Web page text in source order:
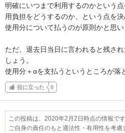
明確にいつまで利用するのかという
用負担をどうするのか、という点を
使用分について払うのが原則かと思い
ただ、退去日当日に言われると残さ
しょう。
使用分＋αを支払うというところが落
役に立った 0
この投稿は、2020年2月2日時点の情報です
ご自身の責任のもと適法性・有用性を考